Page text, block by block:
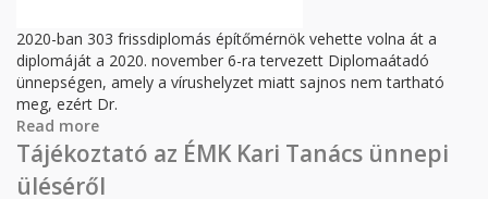
2020-ban 303 frissdiplomás építőmérnök vehette volna át a
diplomáját a 2020. november 6-ra tervezett Diplomaátadó
ünnepségen, amely a vírushelyzet miatt sajnos nem tartható
meg, ezért Dr.
Read more
Tájékoztató az ÉMK Kari Tanács ünnepi
üléséről